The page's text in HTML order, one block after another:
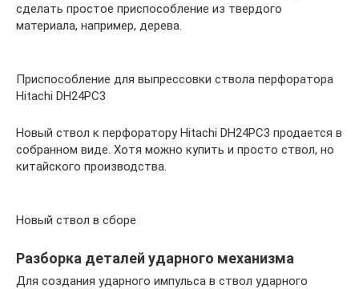
сделать простое приспособление из твердого
материала, например, дерева.
Приспособление для выпрессовки ствола перфоратора
Hitachi DH24PC3
Новый ствол к перфоратору Hitachi DH24PC3 продается в
собранном виде. Хотя можно купить и просто ствол, но
китайского производства.
Новый ствол в сборе
Разборка деталей ударного механизма
Для создания ударного импульса в ствол ударного